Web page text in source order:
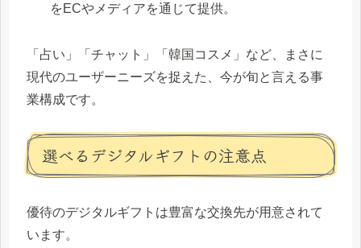
をECやメディアを通じて提供。
「占い」「チャット」「韓国コスメ」など、まさに
現代のユーザーニーズを捉えた、今が旬と言える事
業構成です。
選べるデジタルギフトの注意点
優待のデジタルギフトは豊富な交換先が用意されて
います。